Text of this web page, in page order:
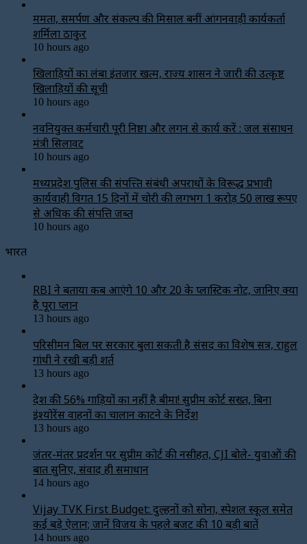
ममता, समर्पण और संकल्प की मिसाल बनीं आंगनवाड़ी कार्यकर्ता
शर्मिला ठाकुर
10 hours ago
खिलाड़ियों का लंबा इंतजार खत्म, राज्य शासन ने जारी की उत्कृष्ट
खिलाड़ियों की सूची
10 hours ago
नवनियुक्त कर्मचारी पूरी निष्ठा और लगन से कार्य करें : जल संसाधन
मंत्री सिलावट
10 hours ago
मध्यप्रदेश पुलिस की संपत्त्ति संबंधी अपराधों के विरूद्ध प्रभावी
कार्यवाही विगत 15 दिनों में चोरी की लगभग 1 करोड़ 50 लाख रूपए
से अधिक की संपत्ति जब्‍त
10 hours ago
भारत
RBI ने बताया कब आएंगे ₹10 और ₹20 के प्लास्टिक नोट, जानिए क्या
है पूरा प्लान
13 hours ago
परिसीमन बिल पर सरकार बुला सकती है संसद का विशेष सत्र, राहुल
गांधी ने रखी बड़ी शर्त
13 hours ago
देश की 56% गाड़ियों का नहीं है बीमा! सुप्रीम कोर्ट सख्त, बिना
इंश्योरेंस वाहनों का चालान काटने के निर्देश
13 hours ago
जंतर-मंतर प्रदर्शन पर सुप्रीम कोर्ट की नसीहत, CJI बोले- युवाओं की
बात सुनिए, संवाद ही समाधान
14 hours ago
Vijay TVK First Budget: दुल्हनों को सोना, स्पेशल स्कूल समेत
कई बड़े ऐलान; जानें विजय के पहले बजट की 10 बड़ी बातें
14 hours ago